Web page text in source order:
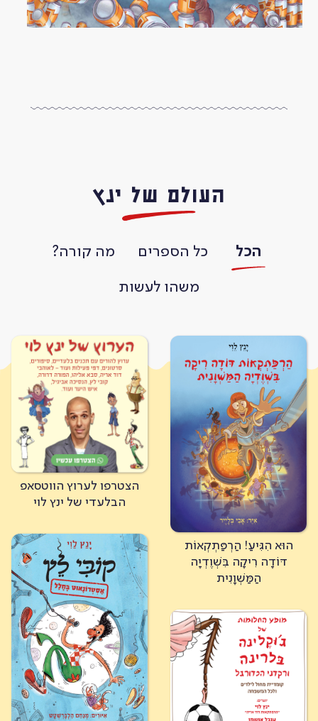
כל הספרים
מופע הרפתקאות ינץ לוי
רוצים לפגוש את ינץ לוי?
מה קורה?
העולם של ינץ
הכל כל הספרים מה קורה?
משהו לעשות
הוּא הִגִּיעַ! הַרְפַּתְקְאוֹת
דּוֹדָה רִיקָה בִּשְׁוֶדְיָה
הַמַּשְׁוָנִית
הצטרפו לערוץ הווטסאפ
הבלעדי של ינץ לוי